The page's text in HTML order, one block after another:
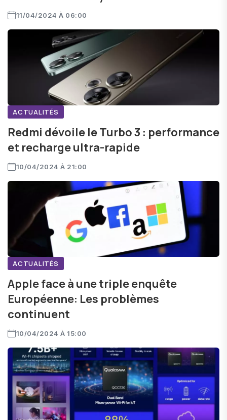
11/04/2024 À 06:00
ACTUALITÉS
Redmi dévoile le Turbo 3 : performance
et recharge ultra-rapide
10/04/2024 À 21:00
ACTUALITÉS
Apple face à une triple enquête
Européenne: Les problèmes
continuent
10/04/2024 À 15:00